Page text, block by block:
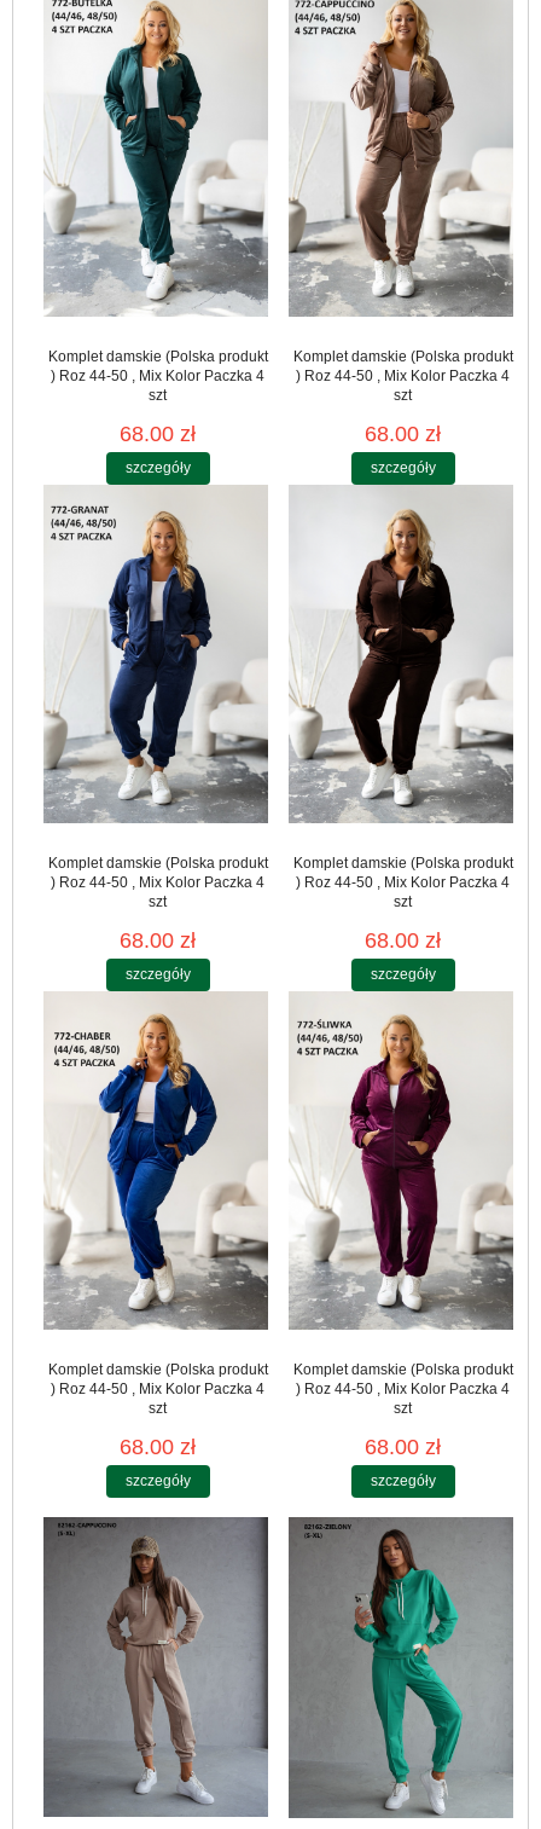
Komplet damskie (Polska produkt
) Roz 44-50 , Mix Kolor Paczka 4
szt
68.00 zł
szczegóły
Komplet damskie (Polska produkt
) Roz 44-50 , Mix Kolor Paczka 4
szt
68.00 zł
szczegóły
Komplet damskie (Polska produkt
) Roz 44-50 , Mix Kolor Paczka 4
szt
68.00 zł
szczegóły
Komplet damskie (Polska produkt
) Roz 44-50 , Mix Kolor Paczka 4
szt
68.00 zł
szczegóły
Komplet damskie (Polska produkt
) Roz 44-50 , Mix Kolor Paczka 4
szt
68.00 zł
szczegóły
Komplet damskie (Polska produkt
) Roz 44-50 , Mix Kolor Paczka 4
szt
68.00 zł
szczegóły